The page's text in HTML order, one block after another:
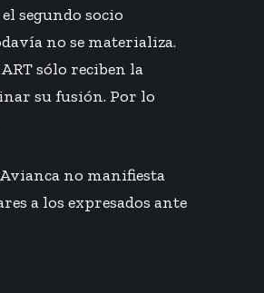
segundo socio
no se materializa.
sólo reciben la
su fusión. Por lo
no manifiesta
a los expresados ante